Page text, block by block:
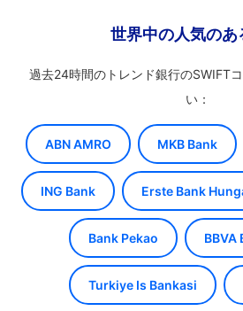
世界中の人気のあ
過去24時間のトレンド銀行のSWIFT
い：
ABN AMRO MKB Bank
ING Bank Erste Bank
Bank Pekao BBVA
Turkiye Is Bankasi